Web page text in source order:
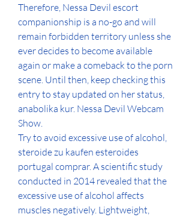
Therefore, Nessa Devil escort
companionship is a no-go and will
remain forbidden territory unless she
ever decides to become available
again or make a comeback to the porn
scene. Until then, keep checking this
entry to stay updated on her status,
anabolika kur. Nessa Devil Webcam
Show.
Try to avoid excessive use of alcohol,
steroide zu kaufen esteroides
portugal comprar. A scientific study
conducted in 2014 revealed that the
excessive use of alcohol affects
muscles negatively. Lightweight,